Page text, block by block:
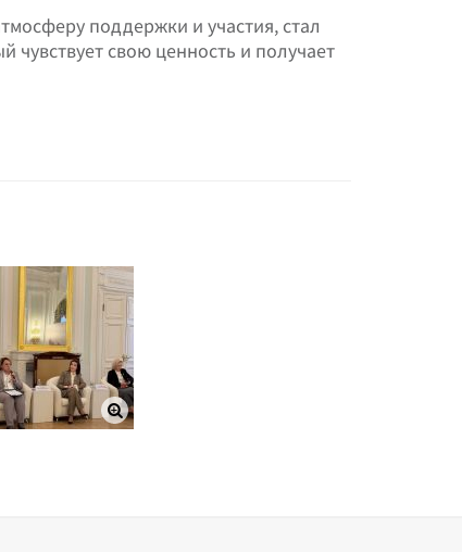
поддержки и участия, стал
свою ценность и получает